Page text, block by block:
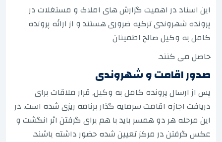
این اسناد در اهمیت گزارش های املاک و مستغلات در
پرونده شهروندی ترکیه ضروری هستند و از ارائه پرونده
کامل به وکیل صالح اطمینان
حاصل می کنند.
صدور اقامت و شهروندی
پس از ارسال پرونده کامل به وکیل, قرار ملاقات برای
دریافت اجازه اقامت سرمایه گذار برنامه ریزی شده است. در
این مرحله هر دو همسر باید با هم برای گرفتن اثر انگشت و
عکس گرفتن در مرکز تعیین شده حضور داشته باشند.